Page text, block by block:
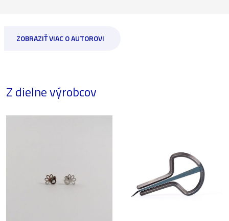
ZOBRAZIŤ VIAC O AUTOROVI
Z dielne výrobcov